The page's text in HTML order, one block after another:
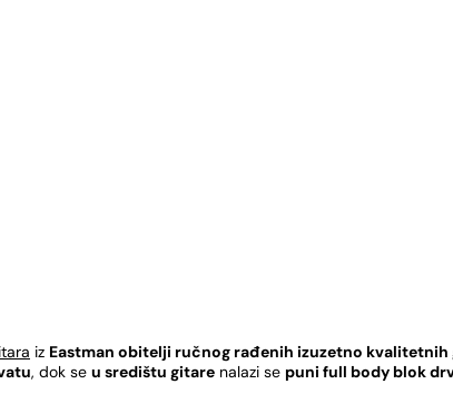
iz Eastman obitelji ručnog rađenih izuzetno kvalitetnih
, dok se u središtu gitare nalazi se puni full body blok